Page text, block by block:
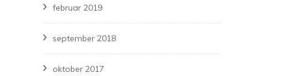
februar 2019
september 2018
oktober 2017